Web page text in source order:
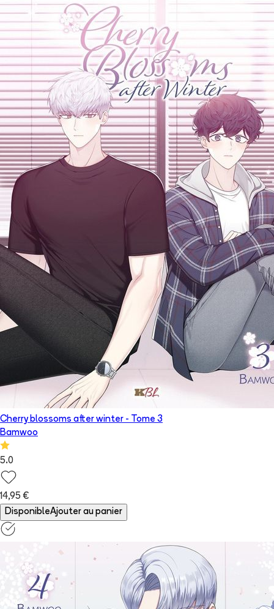
Cherry blossoms after winter - Tome 3
Bamwoo
5.0
14,95 €
DisponibleAjouter au panier